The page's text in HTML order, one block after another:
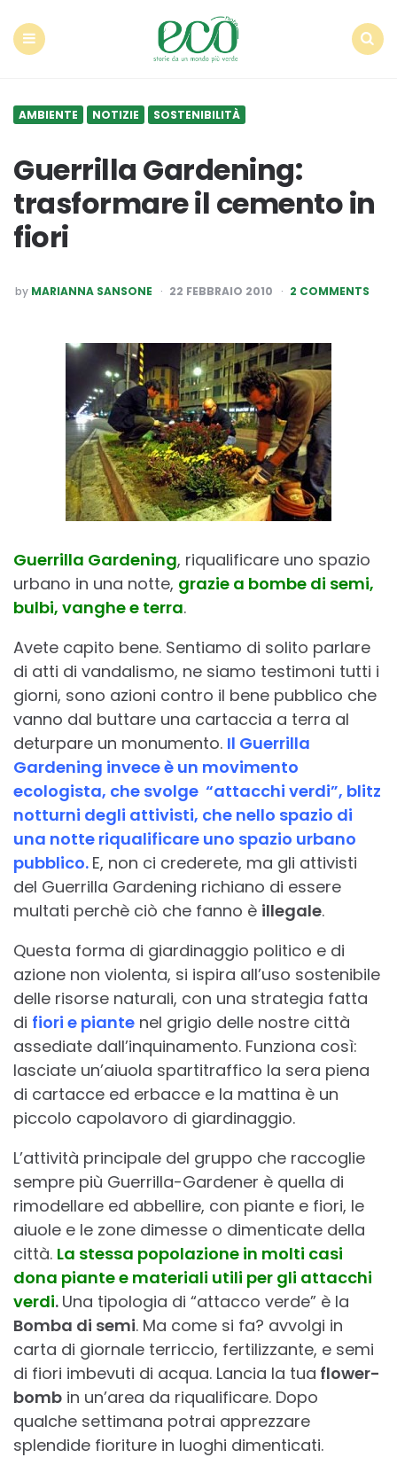
AMBIENTE NOTIZIE SOSTENIBILITÀ
Guerrilla Gardening:
trasformare il cemento in
fiori
POSTED
BY
by MARIANNA SANSONE 22 FEBBRAIO 2010 2 COMMENTS
Guerrilla Gardening, riqualificare uno spazio
urbano in una notte, grazie a bombe di semi,
bulbi, vanghe e terra.
Avete capito bene. Sentiamo di solito parlare
di atti di vandalismo, ne siamo testimoni tutti i
giorni, sono azioni contro il bene pubblico che
vanno dal buttare una cartaccia a terra al
deturpare un monumento. Il Guerrilla
Gardening invece è un movimento
ecologista, che svolge “attacchi verdi”, blitz
notturni degli attivisti, che nello spazio di
una notte riqualificare uno spazio urbano
pubblico. E, non ci crederete, ma gli attivisti
del Guerrilla Gardening richiano di essere
multati perchè ciò che fanno è illegale.
Questa forma di giardinaggio politico e di
azione non violenta, si ispira all’uso sostenibile
delle risorse naturali, con una strategia fatta
di fiori e piante nel grigio delle nostre città
assediate dall’inquinamento. Funziona così:
lasciate un’aiuola spartitraffico la sera piena
di cartacce ed erbacce e la mattina è un
piccolo capolavoro di giardinaggio.
L’attività principale del gruppo che raccoglie
sempre più Guerrilla-Gardener è quella di
rimodellare ed abbellire, con piante e fiori, le
aiuole e le zone dimesse o dimenticate della
città. La stessa popolazione in molti casi
dona piante e materiali utili per gli attacchi
verdi. Una tipologia di “attacco verde” è la
Bomba di semi. Ma come si fa? avvolgi in
carta di giornale terriccio, fertilizzante, e semi
di fiori imbevuti di acqua. Lancia la tua flower-
bomb in un’area da riqualificare. Dopo
qualche settimana potrai apprezzare
splendide fioriture in luoghi dimenticati.